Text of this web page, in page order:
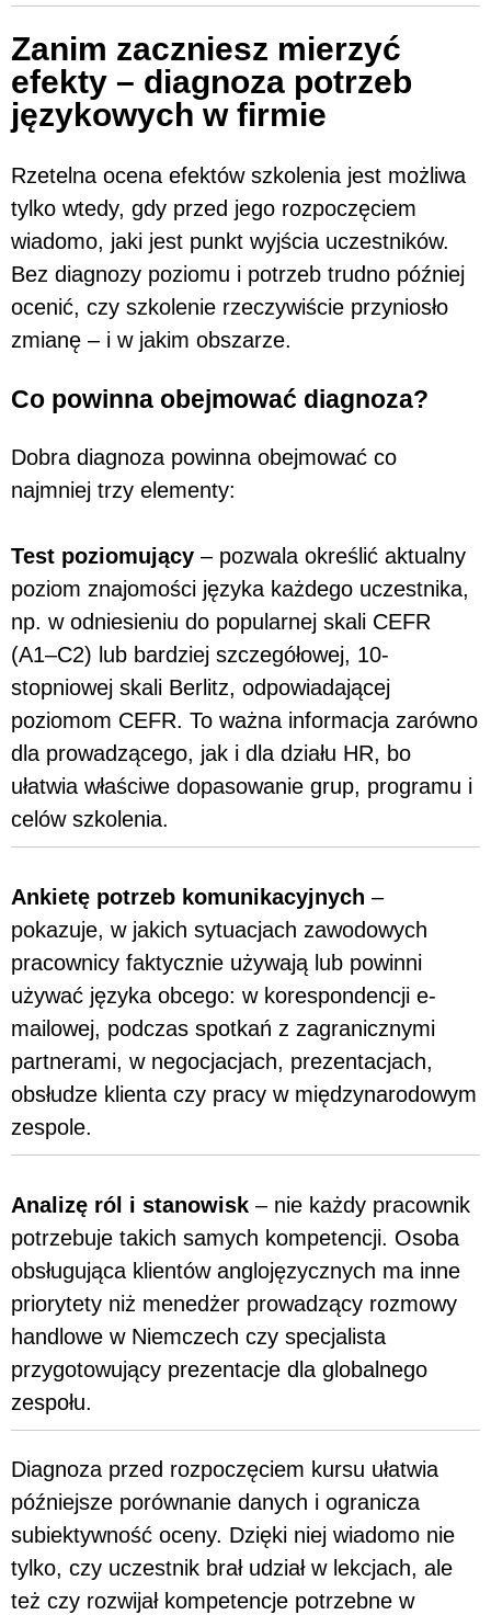
Zanim zaczniesz mierzyć
efekty – diagnoza potrzeb
językowych w firmie
Rzetelna ocena efektów szkolenia jest możliwa
tylko wtedy, gdy przed jego rozpoczęciem
wiadomo, jaki jest punkt wyjścia uczestników.
Bez diagnozy poziomu i potrzeb trudno później
ocenić, czy szkolenie rzeczywiście przyniosło
zmianę – i w jakim obszarze.
Co powinna obejmować diagnoza?
Dobra diagnoza powinna obejmować co
najmniej trzy elementy:
Test poziomujący – pozwala określić aktualny
poziom znajomości języka każdego uczestnika,
np. w odniesieniu do popularnej skali CEFR
(A1–C2) lub bardziej szczegółowej, 10-
stopniowej skali Berlitz, odpowiadającej
poziomom CEFR. To ważna informacja zarówno
dla prowadzącego, jak i dla działu HR, bo
ułatwia właściwe dopasowanie grup, programu i
celów szkolenia.
Ankietę potrzeb komunikacyjnych –
pokazuje, w jakich sytuacjach zawodowych
pracownicy faktycznie używają lub powinni
używać języka obcego: w korespondencji e-
mailowej, podczas spotkań z zagranicznymi
partnerami, w negocjacjach, prezentacjach,
obsłudze klienta czy pracy w międzynarodowym
zespole.
Analizę ról i stanowisk – nie każdy pracownik
potrzebuje takich samych kompetencji. Osoba
obsługująca klientów anglojęzycznych ma inne
priorytety niż menedżer prowadzący rozmowy
handlowe w Niemczech czy specjalista
przygotowujący prezentacje dla globalnego
zespołu.
Diagnoza przed rozpoczęciem kursu ułatwia
późniejsze porównanie danych i ogranicza
subiektywność oceny. Dzięki niej wiadomo nie
tylko, czy uczestnik brał udział w lekcjach, ale
też czy rozwijał kompetencje potrzebne w